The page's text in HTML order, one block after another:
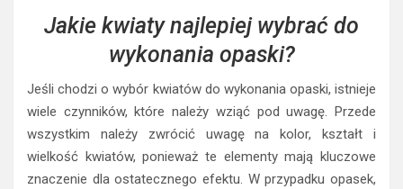
Jakie kwiaty najlepiej wybrać do
wykonania opaski?
Jeśli chodzi o wybór kwiatów do wykonania opaski, istnieje
wiele czynników, które należy wziąć pod uwagę. Przede
wszystkim należy zwrócić uwagę na kolor, kształt i
wielkość kwiatów, ponieważ te elementy mają kluczowe
znaczenie dla ostatecznego efektu. W przypadku opasek,